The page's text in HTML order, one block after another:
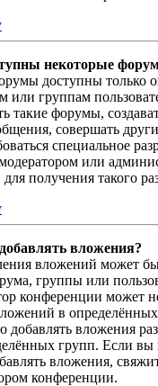
некоторые
доступны только
или группам
такие форумы,
совершать
специальное
или
получения такого
вложения?
вложений может
группы или
конференции может
в
добавлять вложения
групп. Если вы
вложения,
конференции.